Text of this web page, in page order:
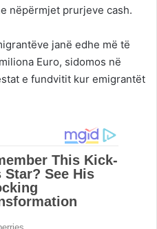
nëpërmjet prurjeve cash.
janë edhe më të
Euro, sidomos në
e fundvitit kur emigrantët